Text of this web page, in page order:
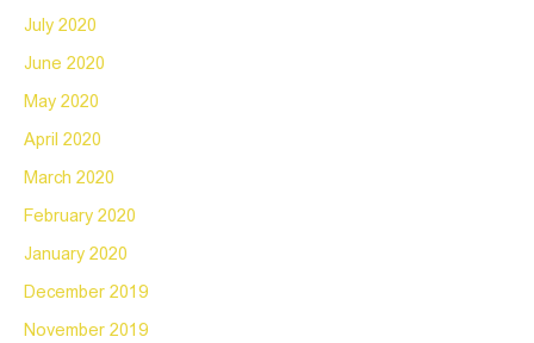
July 2020
June 2020
May 2020
April 2020
March 2020
February 2020
January 2020
December 2019
November 2019